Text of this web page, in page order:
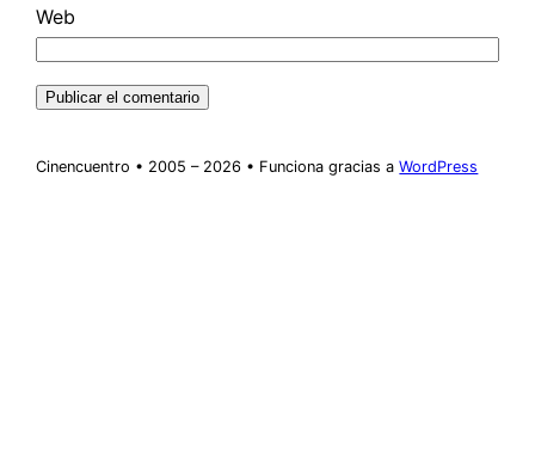
Web
Cinencuentro • 2005 – 2026 • Funciona gracias aWordPress